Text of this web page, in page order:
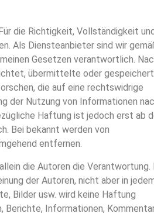
die Richtigkeit, Vollständigkeit und
Als Diensteanbieter sind wir
Gesetzen verantwortlich.
übermittelte oder
die auf eine rechtswidrige
der Nutzung von Informationen
Haftung ist jedoch erst ab
Bei bekannt werden von
entfernen.
die Autoren die Verantwortung.
der Autoren, nicht aber in
Bilder usw. wird keine Haftung
Berichte, Informationen,